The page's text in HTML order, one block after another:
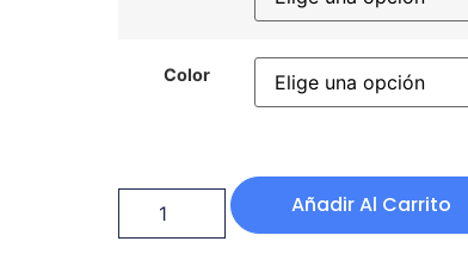
Color
Añadir Al Carrito